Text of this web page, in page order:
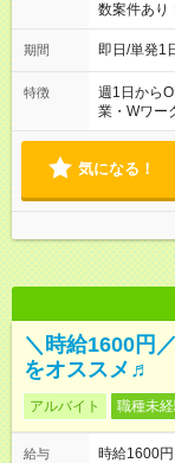
数案件あり
期間 即日/単発1
特徴 週1日から
業・Wワー
気になる！
＼時給1600円
をオススメ♬
アルバイト 職種未
給与
時給1600